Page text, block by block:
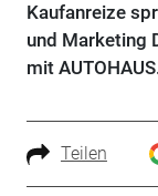
Kaufanreize
und Marketing
mit
Teilen